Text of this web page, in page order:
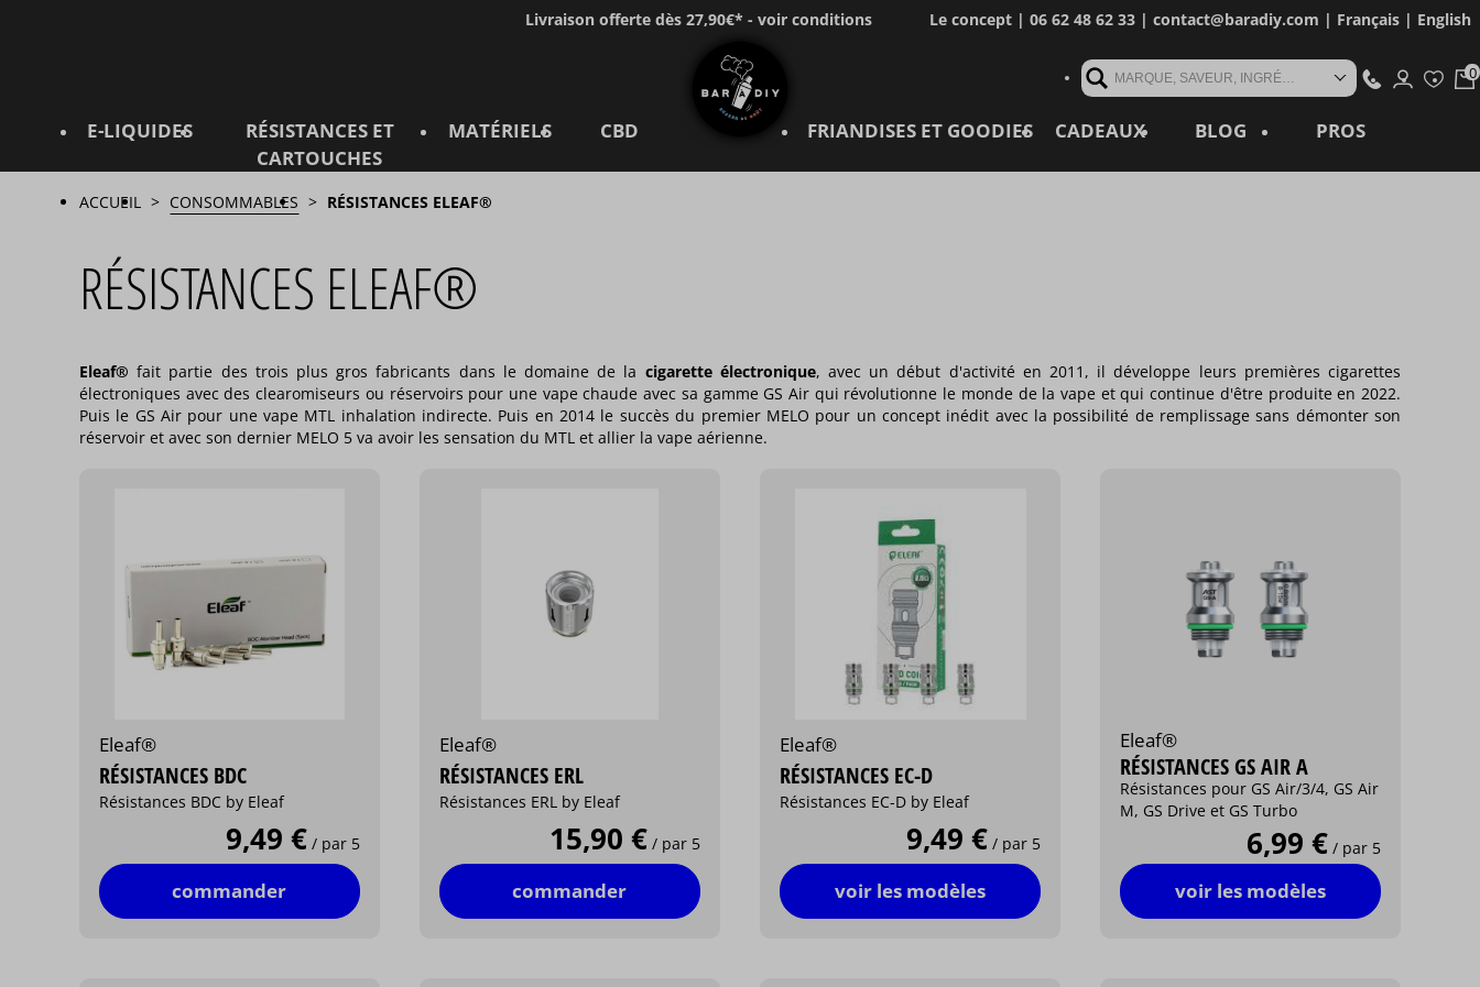
Livraison offerte dès 27,90€* - voir conditions Le concept| 06 62 48 62 33 | contact@baradiy.com | Français| English
MARQUE, SAVEUR, INGRÉDIENT, RÉFÉRENCE, MOT CLÉ...
E-LIQUIDES
RÉSISTANCES ET
CARTOUCHES
MATÉRIELS CBD FRIANDISES ET GOODIES CADEAUX BLOG PROS
ACCUEIL CONSOMMABLES RÉSISTANCES ELEAF®
RÉSISTANCES ELEAF®
Eleaf®fait partie des trois plus gros fabricants dans le domaine de la cigarette électronique, avec un début d'activité en 2011, il développe leurs premières cigarettes
électroniques avec des clearomiseurs ou réservoirs pour une vape chaude avec sa gamme GS Air qui révolutionne le monde de la vape et qui continue d'être produite en 2022.
Puis le GS Air pour une vape MTL inhalation indirecte. Puis en 2014 le succès du premier MELO pour un concept inédit avec la possibilité de remplissage sans démonter son
réservoir et avec son dernier MELO 5 va avoir les sensation du MTL et allier la vape aérienne.
Eleaf®
RÉSISTANCES BDC
Résistances BDC by Eleaf
9,49 € / par 5
commander
Eleaf®
RÉSISTANCES ERL
Résistances ERL by Eleaf
15,90 € / par 5
commander
Eleaf®
RÉSISTANCES EC-D
Résistances EC-D by Eleaf
9,49 € / par 5
voir les modèles
Eleaf®
RÉSISTANCES GS AIR A
Résistances pour GS Air/3/4, GS Air
M, GS Drive et GS Turbo
6,99 € / par 5
voir les modèles